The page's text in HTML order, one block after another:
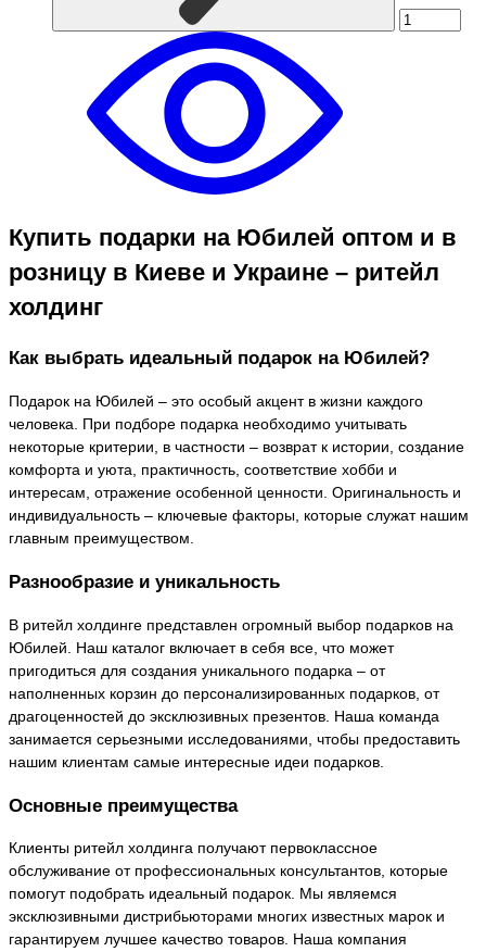
Купить подарки на Юбилей оптом и в
розницу в Киеве и Украине – ритейл
холдинг
Как выбрать идеальный подарок на Юбилей?
Подарок на Юбилей – это особый акцент в жизни каждого
человека. При подборе подарка необходимо учитывать
некоторые критерии, в частности – возврат к истории, создание
комфорта и уюта, практичность, соответствие хобби и
интересам, отражение особенной ценности. Оригинальность и
индивидуальность – ключевые факторы, которые служат нашим
главным преимуществом.
Разнообразие и уникальность
В ритейл холдинге представлен огромный выбор подарков на
Юбилей. Наш каталог включает в себя все, что может
пригодиться для создания уникального подарка – от
наполненных корзин до персонализированных подарков, от
драгоценностей до эксклюзивных презентов. Наша команда
занимается серьезными исследованиями, чтобы предоставить
нашим клиентам самые интересные идеи подарков.
Основные преимущества
Клиенты ритейл холдинга получают первоклассное
обслуживание от профессиональных консультантов, которые
помогут подобрать идеальный подарок. Мы являемся
эксклюзивными дистрибьюторами многих известных марок и
гарантируем лучшее качество товаров. Наша компания